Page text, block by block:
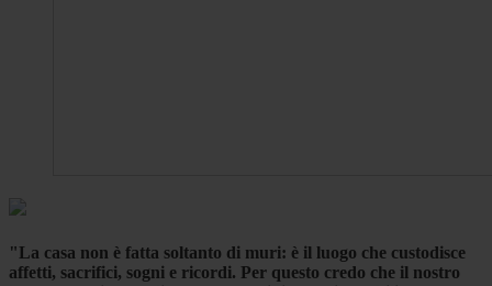
"La casa non è fatta soltanto di muri: è il luogo che custodisce
affetti, sacrifici, sogni e ricordi. Per questo credo che il nostro